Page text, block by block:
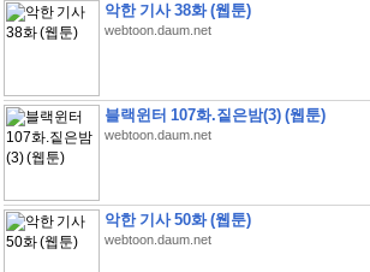
악한 기사 38화 (웹툰)
webtoon.daum.net
블랙윈터 107화.짙은밤(3) (웹툰)
webtoon.daum.net
악한 기사 50화 (웹툰)
webtoon.daum.net